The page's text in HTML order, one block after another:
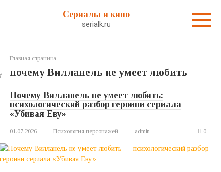
Сериалы и кино
serialk.ru
Главная страница
почему Вилланель не умеет любить
Почему Вилланель не умеет любить:
психологический разбор героини сериала
«Убивая Еву»
01.07.2026 Психология персонажей admin 0